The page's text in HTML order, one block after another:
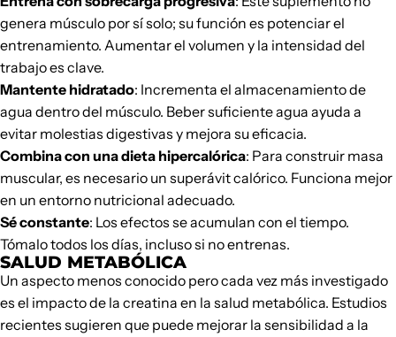
genera músculo por sí solo; su función es potenciar el
entrenamiento. Aumentar el volumen y la intensidad del
trabajo es clave.
Mantente hidratado: Incrementa el almacenamiento de
agua dentro del músculo. Beber suficiente agua ayuda a
evitar molestias digestivas y mejora su eficacia.
Combina con una dieta hipercalórica: Para construir masa
muscular, es necesario un superávit calórico. Funciona mejor
en un entorno nutricional adecuado.
Sé constante: Los efectos se acumulan con el tiempo.
Tómalo todos los días, incluso si no entrenas.
SALUD METABÓLICA
Un aspecto menos conocido pero cada vez más investigado
es el impacto de la creatina en la salud metabólica. Estudios
recientes sugieren que puede mejorar la sensibilidad a la